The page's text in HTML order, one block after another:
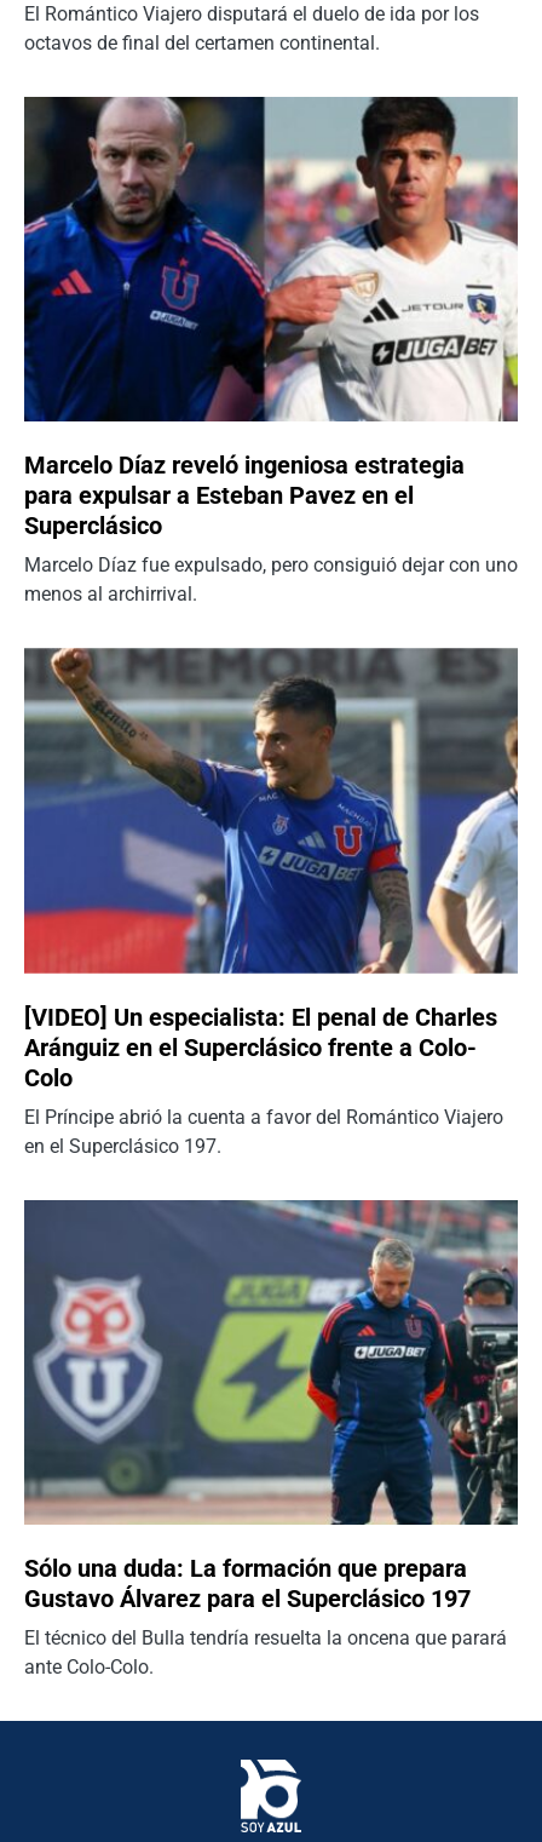
El Romántico Viajero disputará el duelo de ida por los
octavos de final del certamen continental.
Marcelo Díaz reveló ingeniosa estrategia
para expulsar a Esteban Pavez en el
Superclásico
Marcelo Díaz fue expulsado, pero consiguió dejar con uno
menos al archirrival.
[VIDEO] Un especialista: El penal de Charles
Aránguiz en el Superclásico frente a Colo-
Colo
El Príncipe abrió la cuenta a favor del Romántico Viajero
en el Superclásico 197.
Sólo una duda: La formación que prepara
Gustavo Álvarez para el Superclásico 197
El técnico del Bulla tendría resuelta la oncena que parará
ante Colo-Colo.